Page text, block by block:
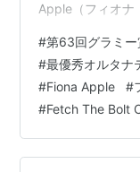
Apple（フィオ
Bridgers（フィ
ェイミー』
☆『The Slow
#第63回グラミー
#最優秀オルタナ
#Fiona Apple #
#Fetch The Bolt